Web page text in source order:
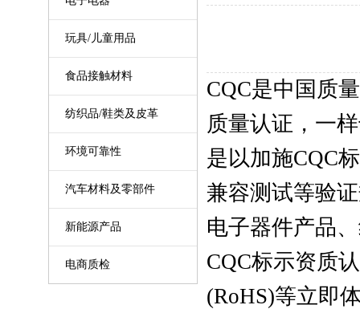
玩具/儿童用品
食品接触材料
纺织品/鞋类及皮革
环境可靠性
汽车材料及零部件
新能源产品
电商质检
CQC是中国质
质量认证，一
是以加施CQC
兼容测试等验
电子器件产品
CQC标示资质
(RoHS)等立即